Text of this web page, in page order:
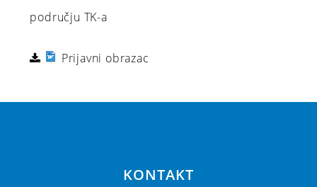
području TK-a
Prijavni obrazac
KONTAKT